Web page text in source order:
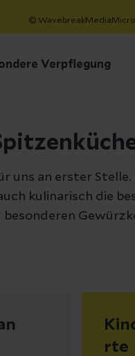
© WavebreakMediaMicro
Verpflegung
uns an erster Stelle.
kulinarisch die
rte